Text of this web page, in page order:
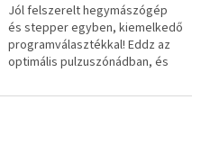
0,0
csillag.
Jól felszerelt hegymászógép
és stepper egyben, kiemelkedő
programválasztékkal! Eddz az
optimális pulzuszónádban, és